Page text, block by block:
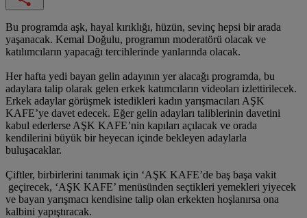
Bu programda aşk, hayal kırıklığı, hüzün, sevinç hepsi bir arada
yaşanacak. Kemal Doğulu, programın moderatörü olacak ve
katılımcıların yapacağı tercihlerinde yanlarında olacak.
Her hafta yedi bayan gelin adayının yer alacağı programda, bu
adaylara talip olarak gelen erkek katımcıların videoları izlettirilecek.
Erkek adaylar görüşmek istedikleri kadın yarışmacıları AŞK
KAFE’ye davet edecek. Eğer gelin adayları taliblerinin davetini
kabul ederlerse AŞK KAFE’nin kapıları açılacak ve orada
kendilerini büyük bir heyecan içinde bekleyen adaylarla
buluşacaklar.
Çiftler, birbirlerini tanımak için ‘AŞK KAFE’de baş başa vakit
geçirecek, ‘AŞK KAFE’ menüsünden seçtikleri yemekleri yiyecek
ve bayan yarışmacı kendisine talip olan erkekten hoşlanırsa ona
kalbini yapıştıracak.